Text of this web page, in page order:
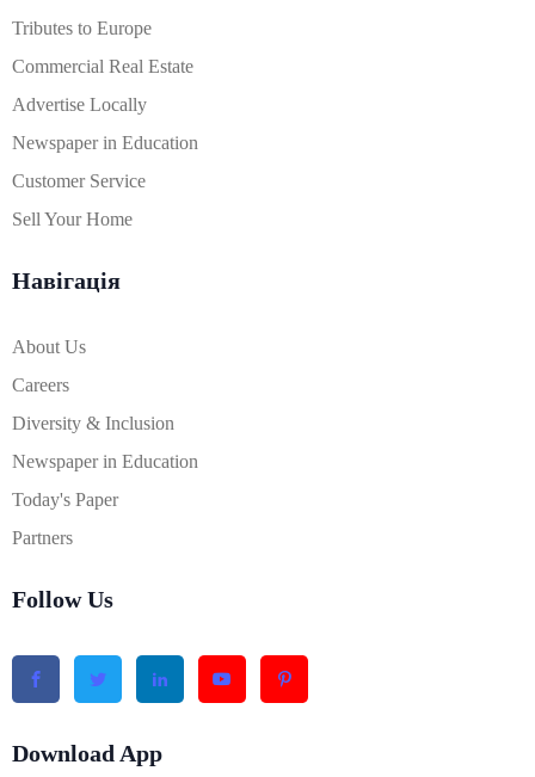
Tributes to Europe
Commercial Real Estate
Advertise Locally
Newspaper in Education
Customer Service
Sell Your Home
Навігація
About Us
Careers
Diversity & Inclusion
Newspaper in Education
Today's Paper
Partners
Follow Us
Download App